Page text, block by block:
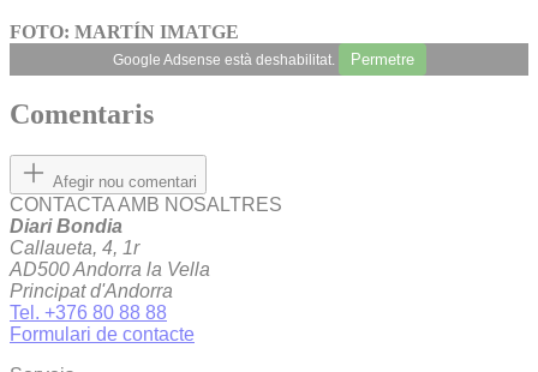
FOTO: MARTÍN IMATGE
Google Adsense està deshabilitat. Permetre
Comentaris
Afegir nou comentari
CONTACTA AMB NOSALTRES
Diari Bondia
Callaueta, 4, 1r
AD500 Andorra la Vella
Principat d'Andorra
Tel. +376 80 88 88
Formulari de contacte